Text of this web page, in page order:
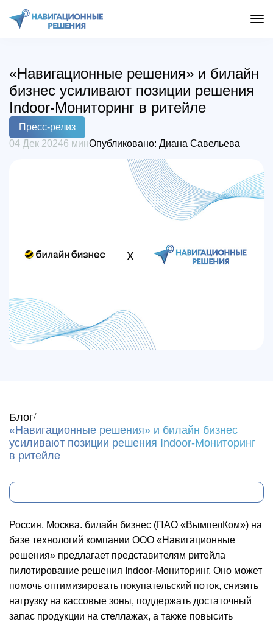
Пресс-релиз
04 Дек 20246 минОпубликовано: Диана Савельева
«Навигационные решения» и билайн
бизнес усиливают позиции решения
Indoor-Мониторинг в ритейле
Блог
«Навигационные решения» и билайн бизнес
усиливают позиции решения Indoor-Мониторинг
в ритейле
Россия, Москва. билайн бизнес (ПАО «ВымпелКом») на
базе технологий компании ООО «Навигационные
решения» предлагает представителям ритейла
пилотирование решения Indoor-Мониторинг. Оно может
помочь оптимизировать покупательский поток, снизить
нагрузку на кассовые зоны, поддержать достаточный
запас продукции на стеллажах, а также повысить